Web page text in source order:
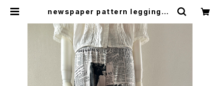
newspaper pattern leggings |